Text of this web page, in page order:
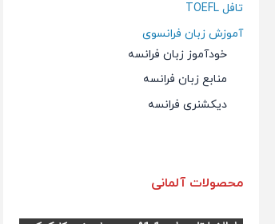
تافل TOEFL
آموزش زبان فرانسوی
خودآموز زبان فرانسه
منابع زبان فرانسه
دیکشنری فرانسه
محصولات آلمانی